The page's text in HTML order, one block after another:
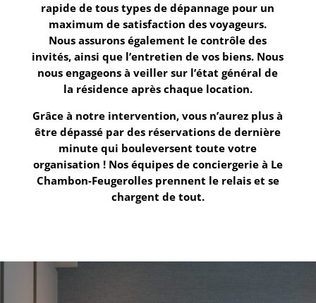
rapide de tous types de dépannage pour un
maximum de satisfaction des voyageurs.
Nous assurons également le contrôle des
invités, ainsi que l’entretien de vos biens. Nous
nous engageons à veiller sur l’état général de
la résidence après chaque location.
Grâce à notre intervention, vous n’aurez plus à
être dépassé par des réservations de dernière
minute qui bouleversent toute votre
organisation ! Nos équipes de conciergerie à Le
Chambon-Feugerollesprennent le relais et se
chargent de tout.